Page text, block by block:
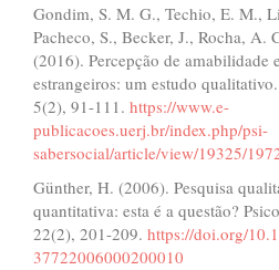
Gondim, S. M. G., Techio, E. M.,
Pacheco, S., Becker, J., Rocha, A.
(2016). Percepção de amabilidade
estrangeiros: um estudo
5(2), 91-111. https://www.e-
publicacoes.uerj.br/index.php/psi-
sabersocial/article/view/19325/
Günther, H. (2006). Pesquisa
quantitativa: esta é a questão?
22(2), 201-209. https://doi.org/
37722006000200010